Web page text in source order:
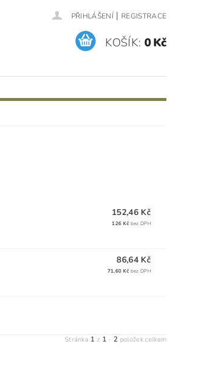
PŘIHLÁŠENÍ | REGISTRACE
KOŠÍK: 0 Kč
152,46 Kč
126 Kč bez DPH
86,64 Kč
71,60 Kč bez DPH
Stránka 1 z 1 -2 položek celkem